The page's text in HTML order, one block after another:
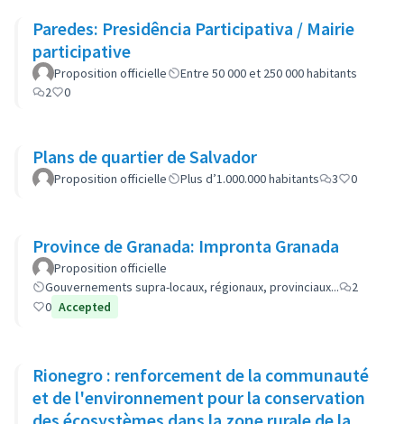
Paredes: Presidência Participativa / Mairie
participative
Proposition officielle
Entre 50 000 et 250 000 habitants
2
0
Plans de quartier de Salvador
Proposition officielle Plus d’1.000.000 habitants 3 0
Province de Granada: Impronta Granada
Proposition officielle
Gouvernements supra-locaux, régionaux, provinciaux...
2
0 Accepted
Rionegro : renforcement de la communauté
et de l'environnement pour la conservation